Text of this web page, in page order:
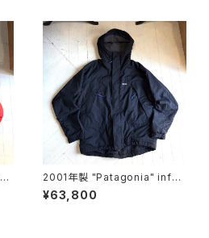
2001年製 "Patagonia" infur
no jacket
¥63,800